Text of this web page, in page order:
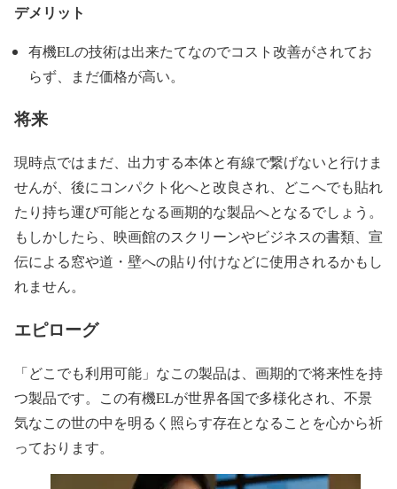
デメリット
有機ELの技術は出来たてなのでコスト改善がされてお
らず、まだ価格が高い。
将来
現時点ではまだ、出力する本体と有線で繋げないと行けま
せんが、後にコンパクト化へと改良され、どこへでも貼れ
たり持ち運び可能となる画期的な製品へとなるでしょう。
もしかしたら、映画館のスクリーンやビジネスの書類、宣
伝による窓や道・壁への貼り付けなどに使用されるかもし
れません。
エピローグ
「どこでも利用可能」なこの製品は、画期的で将来性を持
つ製品です。この有機ELが世界各国で多様化され、不景
気なこの世の中を明るく照らす存在となることを心から祈
っております。